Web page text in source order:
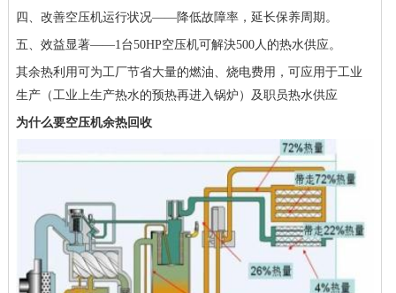
四、改善空压机运行状况——降低故障率，延长保养周期。
五、效益显著——1台50HP空压机可解決500人的热水供应。
其余热利用可为工厂节省大量的燃油、烧电费用，可应用于工业
生产（工业上生产热水的预热再进入锅炉）及职员热水供应
为什么要空压机余热回收